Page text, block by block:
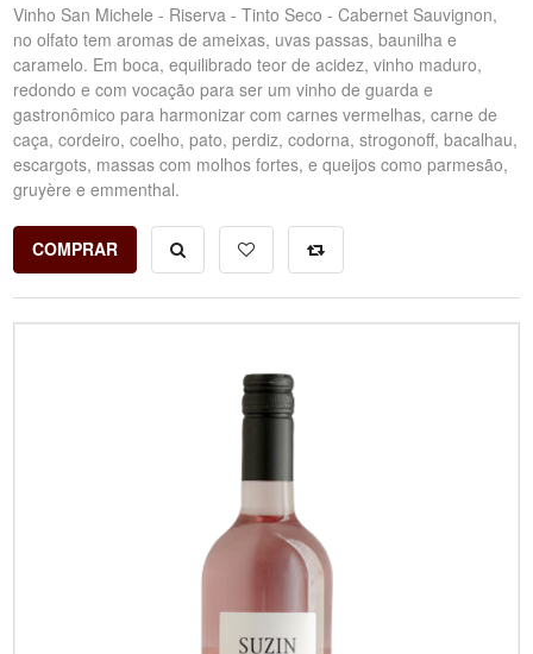
Vinho San Michele - Riserva - Tinto Seco - Cabernet Sauvignon,
no olfato tem aromas de ameixas, uvas passas, baunilha e
caramelo. Em boca, equilibrado teor de acidez, vinho maduro,
redondo e com vocação para ser um vinho de guarda e
gastronômico para harmonizar com carnes vermelhas, carne de
caça, cordeiro, coelho, pato, perdiz, codorna, strogonoff, bacalhau,
escargots, massas com molhos fortes, e queijos como parmesão,
gruyère e emmenthal.
COMPRAR